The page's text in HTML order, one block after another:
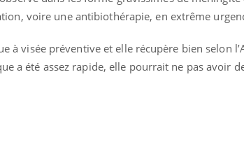
voire une antibiothérapie, en extrême
à visée préventive et elle récupère bien selon
a été assez rapide, elle pourrait ne pas avoir
la propagation du
?
manger moins
pourrait
lecture ?
Mordue
vacances,